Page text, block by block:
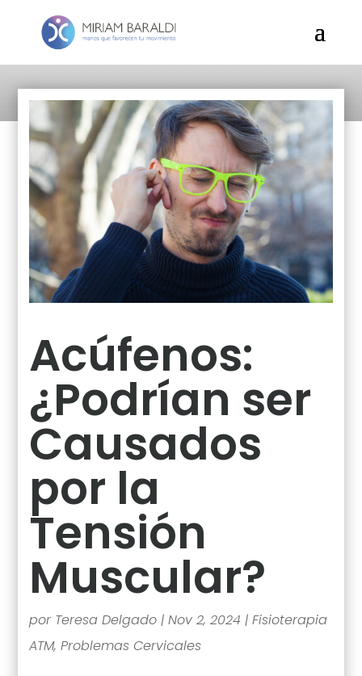
Acúfenos:
¿Podrían ser
Causados
por la
Tensión
Muscular?
por Teresa Delgado| Nov 2, 2024| Fisioterapia
ATM, Problemas Cervicales